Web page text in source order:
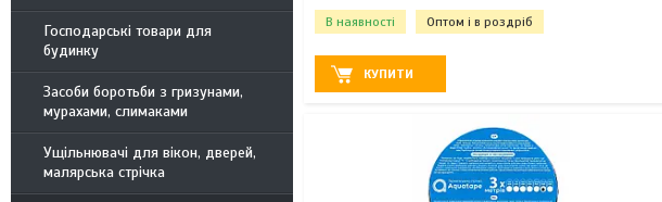
Господарські товари для
будинку
Засоби боротьби з гризунами,
мурахами, слимаками
Ущільнювачі для вікон, дверей,
малярська стрічка
В наявності Оптом і в роздріб
КУПИТИ